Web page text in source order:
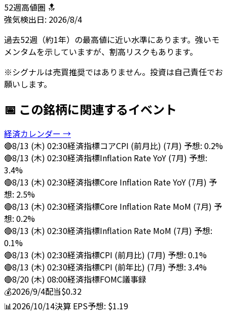
52週高値圏 🔝
強気検出日: 2026/8/4
過去52週（約1年）の最高値に近い水準にあります。強いモ
メンタムを示していますが、割高リスクもあります。
※シグナルは売買推奨ではありません。投資は自己責任でお
願いします。
📅 この銘柄に関連するイベント
経済カレンダー →
🔴8/13 (木) 02:30経済指標コアCPI (前月比) (7月) 予想: 0.2%
🔴8/13 (木) 02:30経済指標Inflation Rate YoY (7月) 予想:
3.4%
🔴8/13 (木) 02:30経済指標Core Inflation Rate YoY (7月) 予
想: 2.5%
🔴8/13 (木) 02:30経済指標Core Inflation Rate MoM (7月) 予
想: 0.2%
🔴8/13 (木) 02:30経済指標Inflation Rate MoM (7月) 予想:
0.1%
🔴8/13 (木) 02:30経済指標CPI (前月比) (7月) 予想: 0.1%
🔴8/13 (木) 02:30経済指標CPI (前年比) (7月) 予想: 3.4%
🔴8/20 (木) 08:00経済指標FOMC議事録
💰2026/9/4配当$0.32
📊2026/10/14決算 EPS予想: $1.19